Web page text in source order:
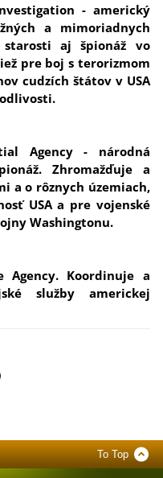
- americký
a mimoriadnych
aj špionáž vo
pre boj s terorizmom
cudzích štátov v USA
Agency - národná
Zhromažďuje a
a o rôznych územiach,
USA a pre vojenské
Washingtonu.
Agency. Koordinuje a
služby americkej
To Top